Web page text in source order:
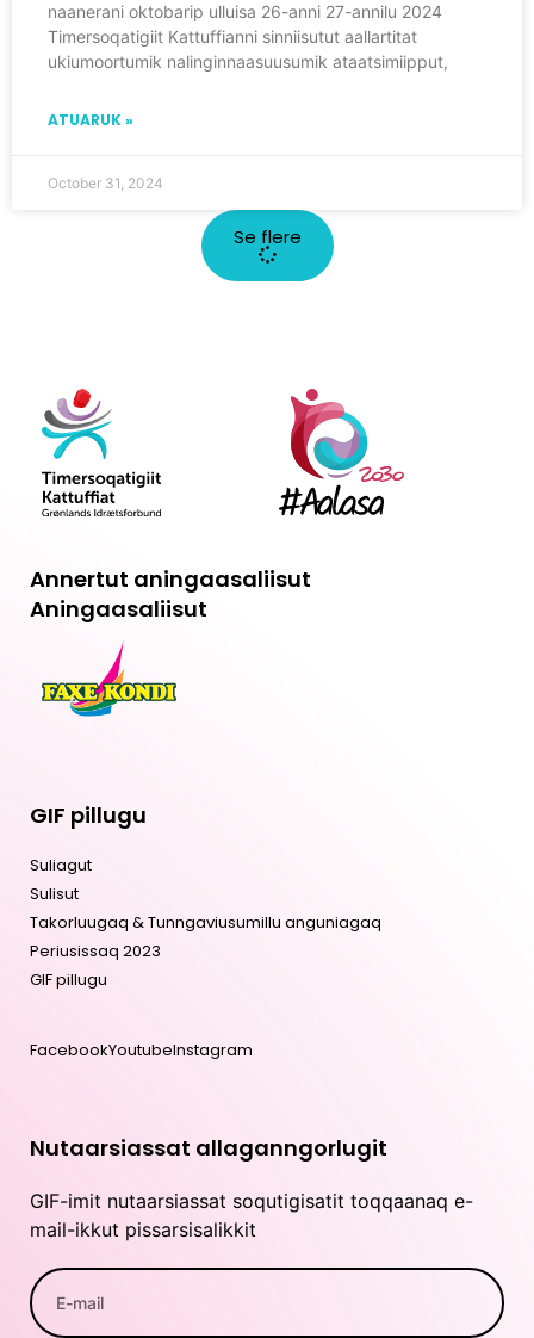
naanerani oktobarip ulluisa 26-anni 27-annilu 2024
Timersoqatigiit Kattuffianni sinniisutut aallartitat
ukiumoortumik nalinginnaasuusumik ataatsimiipput,
ATUARUK »
October 31, 2024
Se flere
Annertut aningaasaliisut
Aningaasaliisut
GIF pillugu
Suliagut
Sulisut
Takorluugaq & Tunngaviusumillu anguniagaq
Periusissaq 2023
GIF pillugu
FacebookYoutubeInstagram
Nutaarsiassat allaganngorlugit
GIF-imit nutaarsiassat soqutigisatit toqqaanaq e-
mail-ikkut pissarsisalikkit